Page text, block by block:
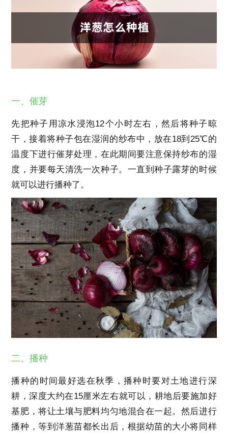
一、催芽
先把种子用凉水浸泡12个小时左右，然后将种子晾
干，接着将种子包在湿润的纱布中，放在18到25℃的
温度下进行催芽处理，在此期间要注意保持纱布的湿
度，并要每天清洗一次种子。一直到种子露芽的时候
就可以进行播种了。
二、播种
播种的时间最好选在秋季，播种时要对土地进行深
耕，深度大约在15厘米左右就可以，耕地后要施加好
基肥，将让土壤与肥料均匀地混合在一起。然后进行
播种，等到洋葱苗都长出后，根据幼苗的大小将同样